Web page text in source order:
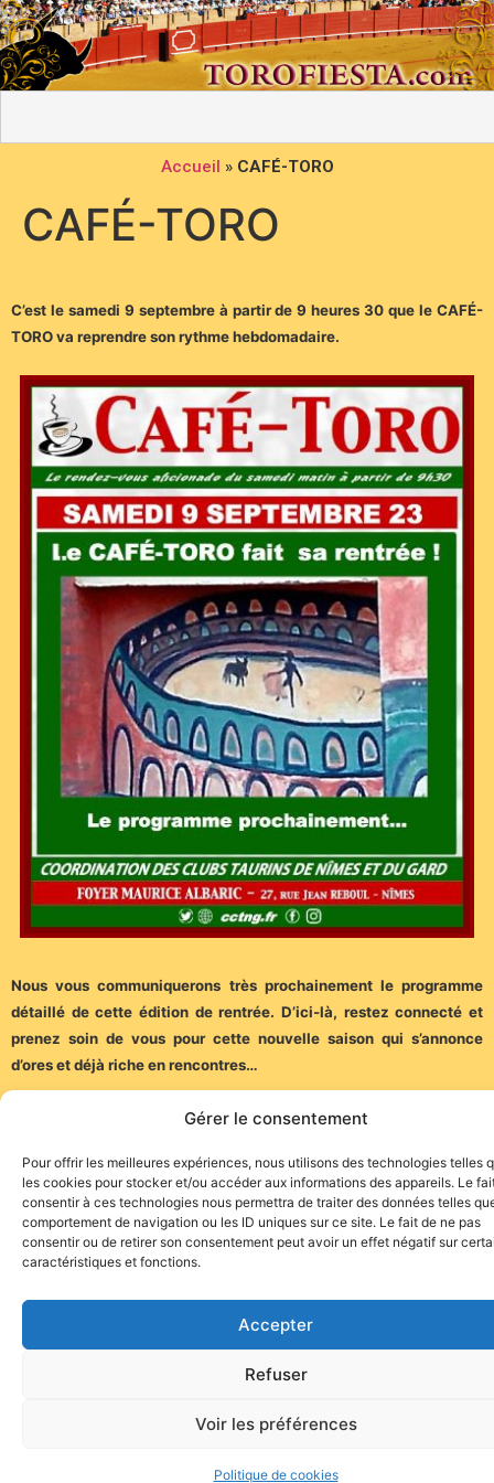
Gérer le consentement
Pour offrir les meilleures expériences, nous utilisons des technologies telles
les cookies pour stocker et/ou accéder aux informations des appareils. Le
consentir à ces technologies nous permettra de traiter des données telles
comportement de navigation ou les ID uniques sur ce site. Le fait de ne pas
consentir ou de retirer son consentement peut avoir un effet négatif sur
caractéristiques et fonctions.
Accepter
Refuser
Voir les préférences
Politique de cookies
Accueil » CAFÉ-TORO
CAFÉ-TORO
C’est le samedi 9 septembre à partir de 9 heures 30 que le CAFÉ-
TORO va reprendre son rythme hebdomadaire.
Nous vous communiquerons très prochainement le programme
détaillé de cette édition de rentrée. D’ici-là, restez connecté et
prenez soin de vous pour cette nouvelle saison qui s’annonce
d’ores et déjà riche en rencontres…
(Communiqué)
Site de l'association TOROFIESTA